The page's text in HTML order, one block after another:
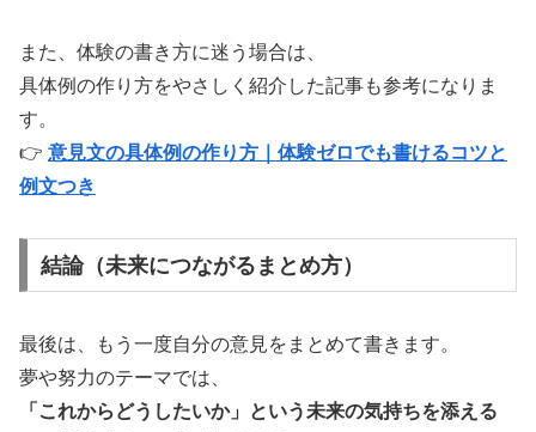
また、体験の書き方に迷う場合は、
具体例の作り方をやさしく紹介した記事も参考になりま
す。
👉 意見文の具体例の作り方｜体験ゼロでも書けるコツと
例文つき
結論（未来につながるまとめ方）
最後は、もう一度自分の意見をまとめて書きます。
夢や努力のテーマでは、
「これからどうしたいか」という未来の気持ちを添える